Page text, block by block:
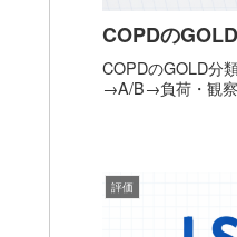
COPDの
COPDのGOLD分
→A/B→負荷・観察
評価